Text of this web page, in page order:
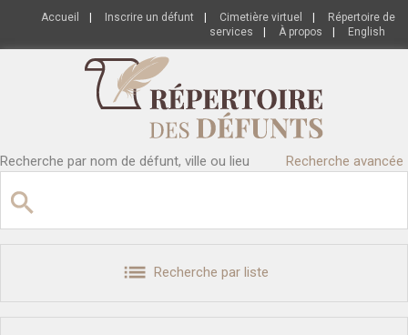
Accueil Inscrire un défunt Cimetière virtuel
Répertoire de
services
À propos English
Recherche par nom de défunt, ville ou lieu Recherche avancée
Recherche par liste